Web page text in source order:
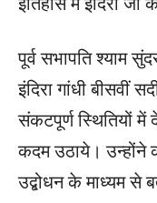
पूर्व सभापति श्‍याम
इंदिरा गांधी बीसवीं
संकटपूर्ण स्थितियों
कदम उठाये। उन्होंने
उद्बोधन के माध्यम से